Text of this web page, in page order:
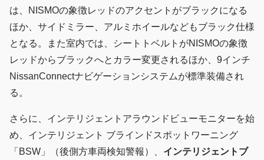
は、NISMOの象徴レッドのアクセントがブラックになる
ほか、サイドミラー、アルミホイールなどもブラック仕様
となる。また室内では、シートトベルトがNISMOの象徴
レッドからブラックへとカラー変更されるほか、9インチ
NissanConnectナビゲーションシステムが標準装備され
る。
さらに、インテリジェントアラウンドビューモニターを始
め、インテリジェント ブラインドスポットワーニング
「BSW」（後側方車両検知警報）、 インテリジェントブ